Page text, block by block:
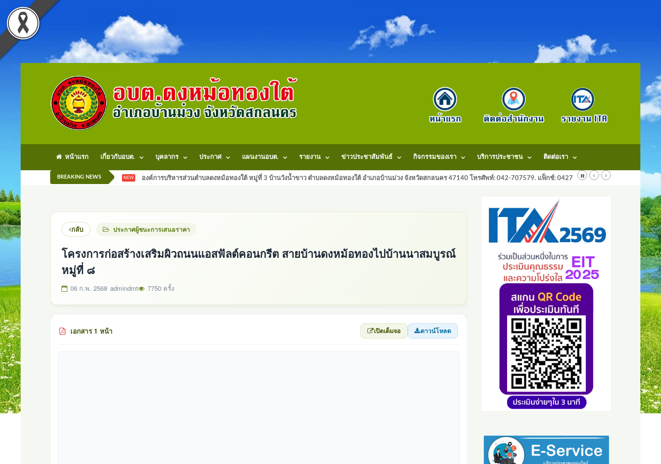
หน้าแรก เกี่ยวกับอบต. บุคลากร ประกาศ แผนงานอบต. รายงาน ข่าวประชาสัมพันธ์ กิจกรรมของเรา บริการประชาชน ติดต่อเรา
BREAKING NEWS NEW องค์การบริหารส่วนตำบลดงหม้อทองใต้ หมู่ที่ 3 บ้านวังน้ำขาว ตำบลดงหม้อทองใต้ อำเภอบ้านม่วง จังหวัดสกลนคร 47140 โทรศัพท์: 042-707579. แฟ็กช์: 042707579 E-Mail:
กลับ ประกาศผู้ชนะการเสนอราคา
โครงการก่อสร้างเสริมผิวถนนแอสฟัลต์คอนกรีต สายบ้านดงหม้อทองไปบ้านนาสมบูรณ์
หมู่ที่ ๘
06 ก.พ. 2568 admindmt 7750 ครั้ง
เอกสาร 1 หน้า เปิดเต็มจอ ดาวน์โหลด